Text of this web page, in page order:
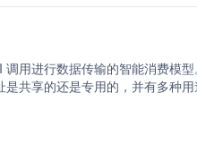
调用进行数据传输的智能消费模
共享的还是专用的，并有多种